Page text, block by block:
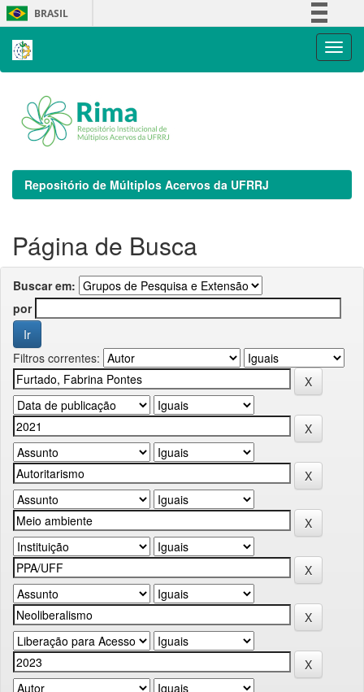
Skip
navigation
BRASIL
Repositório de Múltiplos Acervos da UFRRJ
Página de Busca
Buscar em:
por
Filtros correntes: